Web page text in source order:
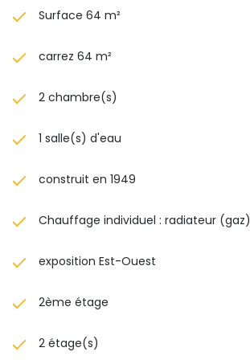
Surface 64 m²
carrez 64 m²
2 chambre(s)
1 salle(s) d'eau
construit en 1949
Chauffage individuel : radiateur (gaz)
exposition Est-Ouest
2ème étage
2 étage(s)